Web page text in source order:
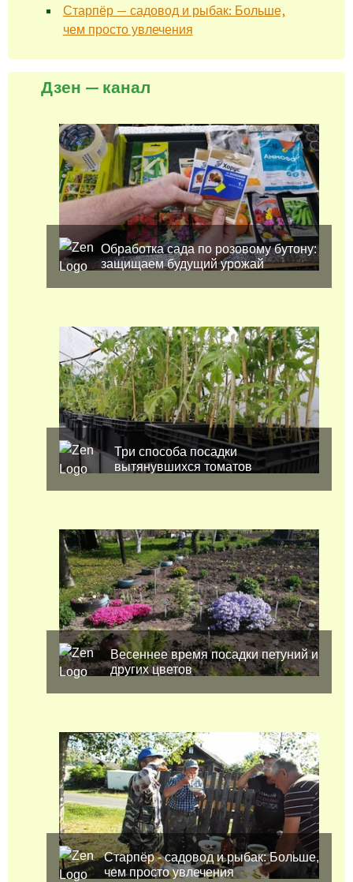
Старпёр — садовод и рыбак: Больше,
чем просто увлечения
Дзен — канал
Обработка сада по розовому бутону:
защищаем будущий урожай
Три способа посадки
вытянувшихся томатов
Весеннее время посадки петуний и
других цветов
Старпёр - садовод и рыбак: Больше,
чем просто увлечения